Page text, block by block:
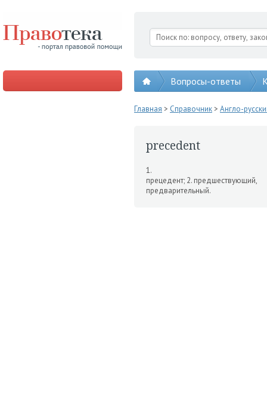
Вопросы-ответы
Главная > Справочник> Англо-
precedent
1.
прецедент; 2. предшест­вующий,
предварительный.